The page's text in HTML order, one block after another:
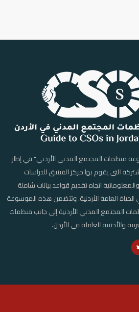
منظمات المجتمع المدني الأردني" في إطار
التي يقوم بها مركز الفينيق للدراسات
اتجاه تقديم قواعد بيانات شاملة
الحياة العامة الأردنية. وتتضمن هذه الموسوعة
المجتمع المدني الأردنية إلى جانب منظمات
والأجنبية العاملة في الأردن.